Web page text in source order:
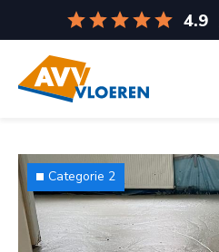
4.9
Categorie 2